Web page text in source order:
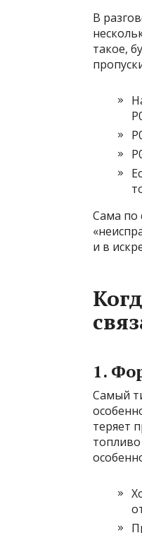
В
такое,
Сама по
и в
1.
Самый
теряет